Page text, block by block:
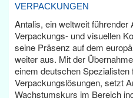
VERPACKUNGEN
Antalis, ein weltweit führender
Verpackungs- und visuellen
seine Präsenz auf dem
weiter aus. Mit der
einem deutschen
Verpackungslösungen, setzt
Wachstumskurs im Bereich